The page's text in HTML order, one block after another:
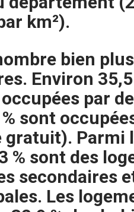
km²).
bien
Environ 35,5
par
sont
gratuit). Parmi
% sont des
secondaires
Les